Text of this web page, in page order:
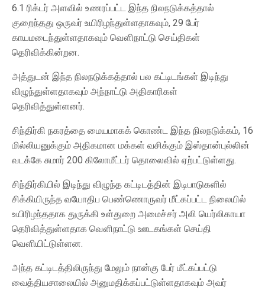
6.1 ரிக்டர் அளவில் உணரப்பட்ட இந்த நிலநடுக்கத்தால்
குறைந்தது ஒருவர் உயிரிழந்துள்ளதாகவும், 29 பேர்
காயமடைந்துள்ளதாகவும் வௌிநாட்டு செய்திகள்
தெரிவிக்கின்றன.
அத்துடன் இந்த நிலநடுக்கத்தால் பல கட்டிடங்கள் இடிந்து
விழுந்துள்ளதாகவும் அந்நாட்டு அதிகாரிகள்
தெரிவித்துள்ளனர்.
சிந்திர்கி நகரத்தை மையமாகக் கொண்ட இந்த நிலநடுக்கம், 16
மில்லியனுக்கும் அதிகமான மக்கள் வசிக்கும் இஸ்தான்புல்லின்
வடக்கே சுமார் 200 கிலோமீட்டர் தொலைவில் ஏற்பட்டுள்ளது.
சிந்திர்கியில் இடிந்து விழுந்த கட்டிடத்தின் இடிபாடுகளில்
சிக்கியிருந்த வயோதிப பெண்ணொருவர் மீட்கப்பட்ட நிலையில்
உயிரிழந்ததாக துருக்கி உள்துறை அமைச்சர் அலி யெர்லிகாயா
தெரிவித்துள்ளதாக வௌிநாட்டு ஊடகங்கள் செய்தி
வௌியிட்டுள்ளன.
அந்த கட்டிடத்திலிருந்து மேலும் நான்கு பேர் மீட்கப்பட்டு
வைத்தியசாலையில் அனுமதிக்கப்பட்டுள்ளதாகவும் அவர்